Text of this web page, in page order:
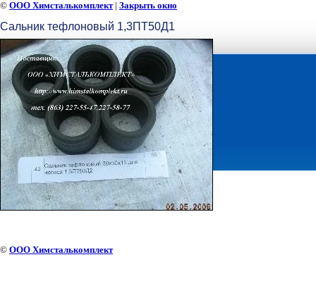
© ООО Химсталькомплект| Закрыть окно
Сальник тефлоновый 1,3ПТ50Д1
© ООО Химсталькомплект